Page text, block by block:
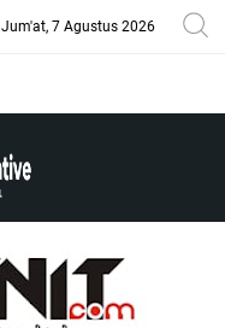
Jum'at, 7 Agustus 2026